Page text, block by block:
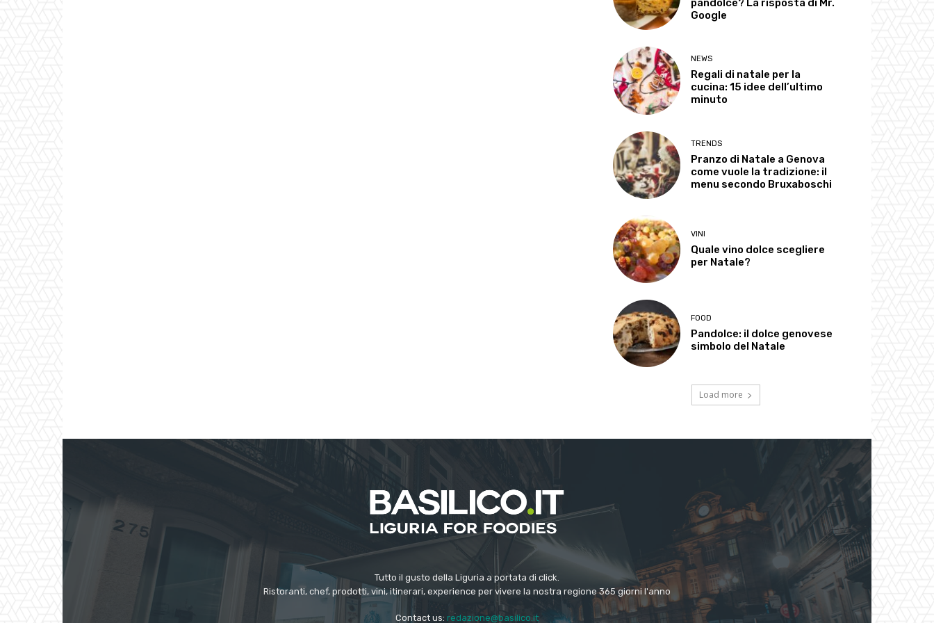
pandolce? La risposta di Mr.
Google
NEWS
Regali di natale per la
cucina: 15 idee dell’ultimo
minuto
TRENDS
Pranzo di Natale a Genova
come vuole la tradizione: il
menu secondo Bruxaboschi
VINI
Quale vino dolce scegliere
per Natale?
FOOD
Pandolce: il dolce genovese
simbolo del Natale
Load more
Tutto il gusto della Liguria a portata di click.
Ristoranti, chef, prodotti, vini, itinerari, experience per vivere la nostra regione 365 giorni l'anno
Contact us: redazione@basilico.it